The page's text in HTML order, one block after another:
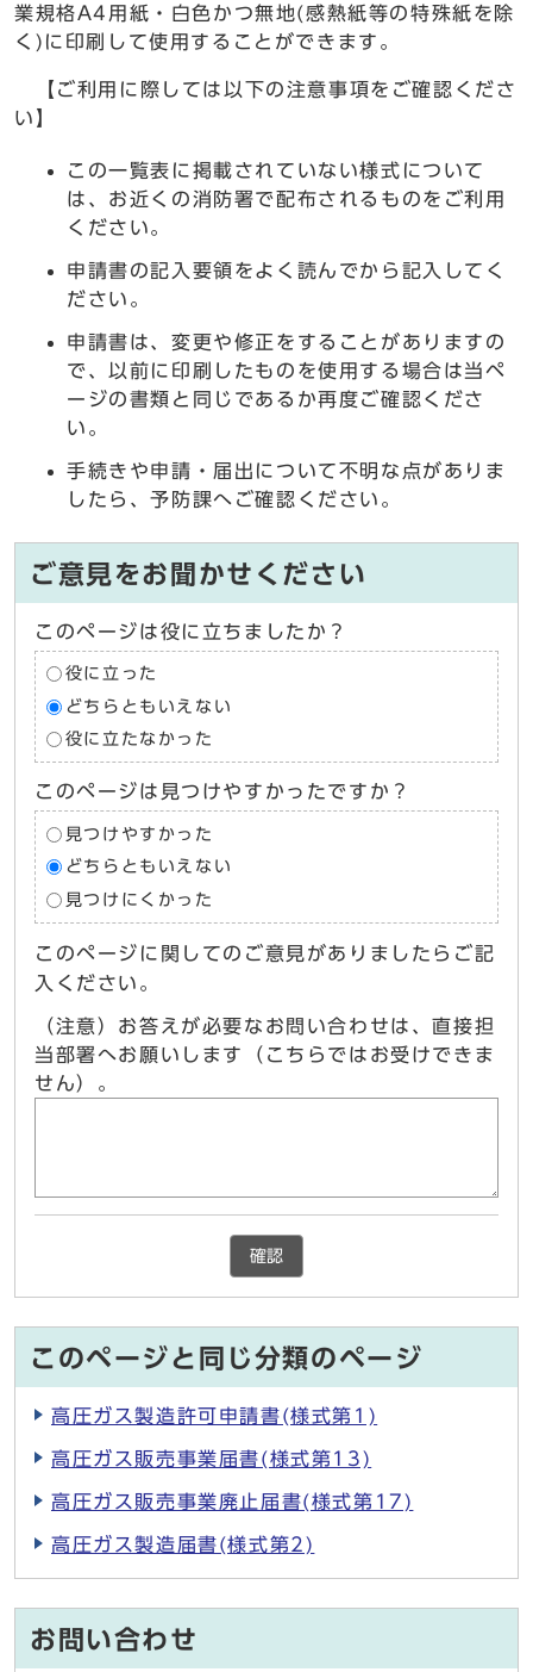
業規格A4用紙・白色かつ無地(感熱紙等の特殊紙を除
く)に印刷して使用することができます。
【ご利用に際しては以下の注意事項をご確認くださ
い】
この一覧表に掲載されていない様式について
は、お近くの消防署で配布されるものをご利用
ください。
申請書の記入要領をよく読んでから記入してく
ださい。
申請書は、変更や修正をすることがありますの
で、以前に印刷したものを使用する場合は当ペ
ージの書類と同じであるか再度ご確認くださ
い。
手続きや申請・届出について不明な点がありま
したら、予防課へご確認ください。
ご意見をお聞かせください
このページは役に立ちましたか？
役に立った
どちらともいえない
役に立たなかった
このページは見つけやすかったですか？
見つけやすかった
どちらともいえない
見つけにくかった
このページに関してのご意見がありましたらご記
入ください。
（注意）お答えが必要なお問い合わせは、直接担
当部署へお願いします（こちらではお受けできま
せん）。
確認
このページと同じ分類のページ
高圧ガス製造許可申請書(様式第1)
高圧ガス販売事業届書(様式第13)
高圧ガス販売事業廃止届書(様式第17)
高圧ガス製造届書(様式第2)
お問い合わせ